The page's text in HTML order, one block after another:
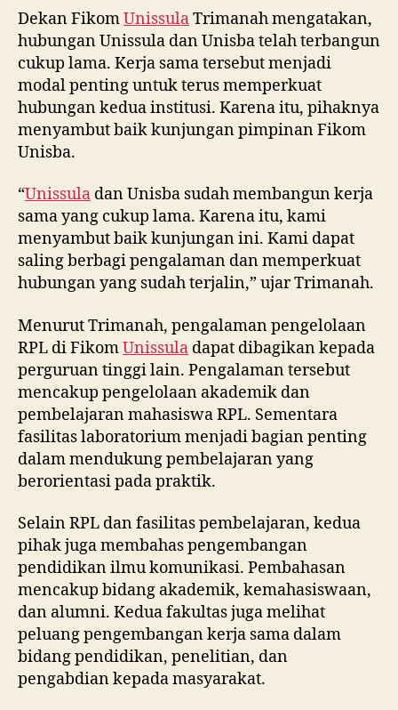
Dekan FikomUnissulaTrimanah mengatakan,
hubungan Unissula dan Unisba telah terbangun
cukup lama. Kerja sama tersebut menjadi
modal penting untuk terus memperkuat
hubungan kedua institusi. Karena itu, pihaknya
menyambut baik kunjungan pimpinan Fikom
Unisba.
“Unissula dan Unisba sudah membangun kerja
sama yang cukup lama. Karena itu, kami
menyambut baik kunjungan ini. Kami dapat
saling berbagi pengalaman dan memperkuat
hubungan yang sudah terjalin,” ujar Trimanah.
Menurut Trimanah, pengalaman pengelolaan
RPL di FikomUnissula dapat dibagikan kepada
perguruan tinggi lain. Pengalaman tersebut
mencakup pengelolaan akademik dan
pembelajaran mahasiswa RPL. Sementara
fasilitas laboratorium menjadi bagian penting
dalam mendukung pembelajaran yang
berorientasi pada praktik.
Selain RPL dan fasilitas pembelajaran, kedua
pihak juga membahas pengembangan
pendidikan ilmu komunikasi. Pembahasan
mencakup bidang akademik, kemahasiswaan,
dan alumni. Kedua fakultas juga melihat
peluang pengembangan kerja sama dalam
bidang pendidikan, penelitian, dan
pengabdian kepada masyarakat.